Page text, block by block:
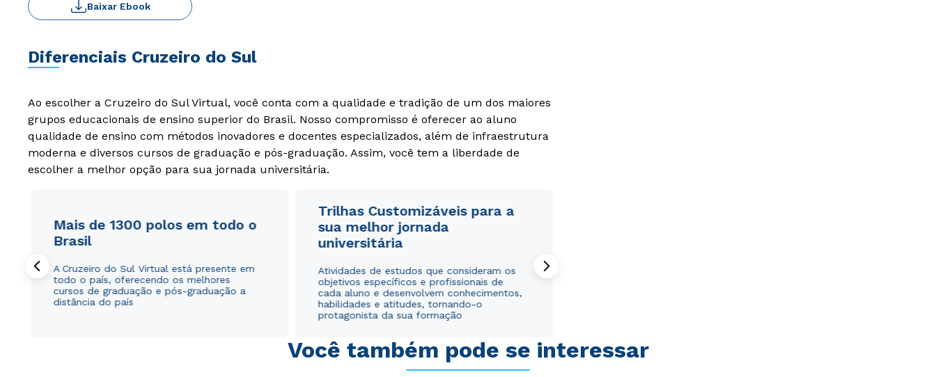
Baixar Ebook
Diferenciais Cruzeiro do Sul
Ao escolher a Cruzeiro do Sul Virtual, você conta com a qualidade e tradição de um dos maiores
grupos educacionais de ensino superior do Brasil. Nosso compromisso é oferecer ao aluno
qualidade de ensino com métodos inovadores e docentes especializados, além de infraestrutura
moderna e diversos cursos de graduação e pós-graduação. Assim, você tem a liberdade de
escolher a melhor opção para sua jornada universitária.
Mais de 1300 polos em todo o
Brasil
A Cruzeiro do Sul Virtual está presente em
todo o país, oferecendo os melhores
cursos de graduação e pós-graduação a
distância do país
Trilhas Customizáveis para a
sua melhor jornada
universitária
Atividades de estudos que consideram os
objetivos específicos e profissionais de
cada aluno e desenvolvem conhecimentos,
habilidades e atitudes, tornando-o
protagonista da sua formação
Você também pode se interessar
WhatsApp
ou
WhatsApp
ou